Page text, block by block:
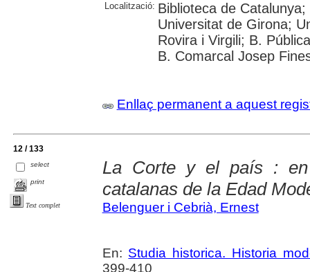
Localització: Biblioteca de
Universitat de Girona;
Rovira i Virgili; B.
B. Comarcal Josep
Enllaç permanent a aquest
12 / 133
select
print
Text complet
La Corte y el país :
catalanas de la Edad
Belenguer i Cebrià, Ernest
En: Studia historica. Historia
399-410